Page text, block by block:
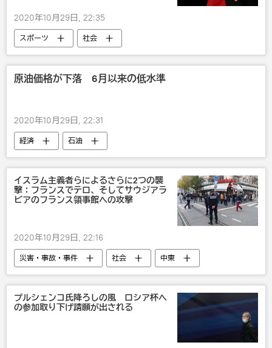
2020年10月29日, 22:35
スポーツ 社会
原油価格が下落 6月以来の低水準
2020年10月29日, 22:31
経済 石油
イスラム主義者らによるさらに2つの襲
撃：フランスでテロ、そしてサウジアラ
ビアのフランス領事館への攻撃
2020年10月29日, 22:16
災害・事故・事件 社会
中東
国際
欧州 フランス
プルシェンコ氏降ろしの風 ロシア杯へ
の参加取り下げ請願が出される